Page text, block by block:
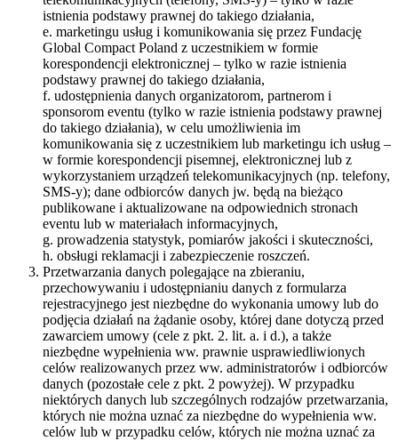
istnienia podstawy prawnej do takiego działania,
e. marketingu usług i komunikowania się przez Fundację
Global Compact Poland z uczestnikiem w formie
korespondencji elektronicznej – tylko w razie istnienia
podstawy prawnej do takiego działania,
f. udostępnienia danych organizatorom, partnerom i
sponsorom eventu (tylko w razie istnienia podstawy prawnej
do takiego działania), w celu umożliwienia im
komunikowania się z uczestnikiem lub marketingu ich usług –
w formie korespondencji pisemnej, elektronicznej lub z
wykorzystaniem urządzeń telekomunikacyjnych (np. telefony,
SMS-y); dane odbiorców danych jw. będą na bieżąco
publikowane i aktualizowane na odpowiednich stronach
eventu lub w materiałach informacyjnych,
g. prowadzenia statystyk, pomiarów jakości i skuteczności,
h. obsługi reklamacji i zabezpieczenie roszczeń.
Przetwarzania danych polegające na zbieraniu,
przechowywaniu i udostępnianiu danych z formularza
rejestracyjnego jest niezbędne do wykonania umowy lub do
podjęcia działań na żądanie osoby, której dane dotyczą przed
zawarciem umowy (cele z pkt. 2. lit. a. i d.), a także
niezbędne wypełnienia ww. prawnie usprawiedliwionych
celów realizowanych przez ww. administratorów i odbiorców
danych (pozostałe cele z pkt. 2 powyżej). W przypadku
niektórych danych lub szczególnych rodzajów przetwarzania,
których nie można uznać za niezbędne do wypełnienia ww.
celów lub w przypadku celów, których nie można uznać za